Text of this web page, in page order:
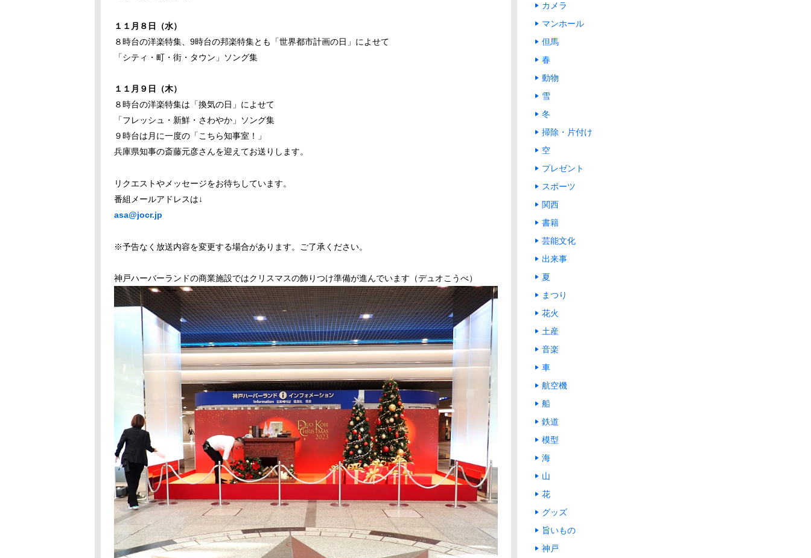
１１月８日（水）
８時台の洋楽特集、9時台の邦楽特集とも「世界都市計画の日」によせて
「シティ・町・街・タウン」ソング集
１１月９日（木）
８時台の洋楽特集は「換気の日」によせて
「フレッシュ・新鮮・さわやか」ソング集
９時台は月に一度の「こちら知事室！」
兵庫県知事の斎藤元彦さんを迎えてお送りします。
リクエストやメッセージをお待ちしています。
番組メールアドレスは↓
asa@jocr.jp
※予告なく放送内容を変更する場合があります。ご了承ください。
神戸ハーバーランドの商業施設ではクリスマスの飾りつけ準備が進んでいます（デュオこうべ）
カメラ
マンホール
但馬
春
動物
雪
冬
掃除・片付け
空
プレゼント
スポーツ
関西
書籍
芸能文化
出来事
夏
まつり
花火
土産
音楽
車
航空機
船
鉄道
模型
海
山
花
グッズ
旨いもの
神戸